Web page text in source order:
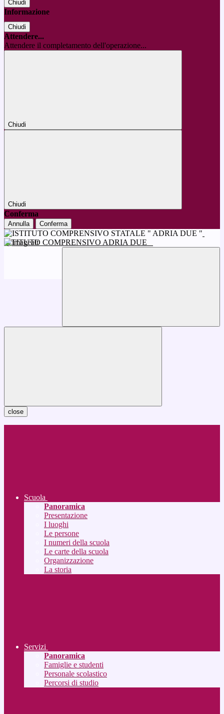
Chiudi
Informazione
Chiudi
Attendere...
Attendere il completamento dell'operazione...
Chiudi
Chiudi
Conferma
Annulla Conferma
ISTITUTO COMPRENSIVO ADRIA DUE
close
Scuola
Panoramica
Presentazione
I luoghi
Le persone
I numeri della scuola
Le carte della scuola
Organizzazione
La storia
Servizi
Panoramica
Famiglie e studenti
Personale scolastico
Percorsi di studio